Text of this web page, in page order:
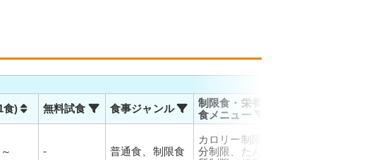
食)
無料試食 食事ジャンル
制限食・栄養調整
食メニュー
- 普通食、制限食
カロリー制限、塩
分制限、たんぱく